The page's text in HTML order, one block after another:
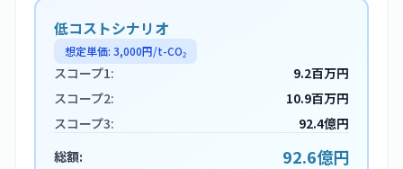
低コストシナリオ
想定単価: 3,000円/t-CO₂
スコープ1:
9.2百万円
スコープ2:
10.9百万円
スコープ3:
92.4億円
総額:
92.6億円